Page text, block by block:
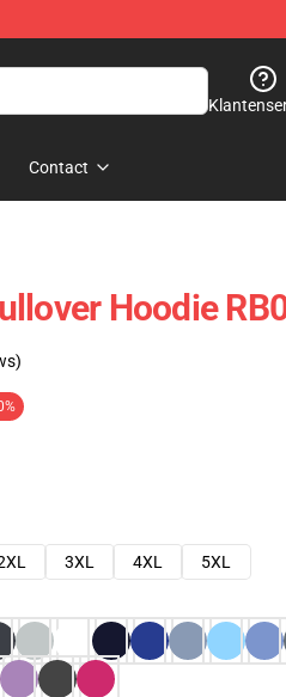
Contact
Hoodie
3XL 4XL
5XL